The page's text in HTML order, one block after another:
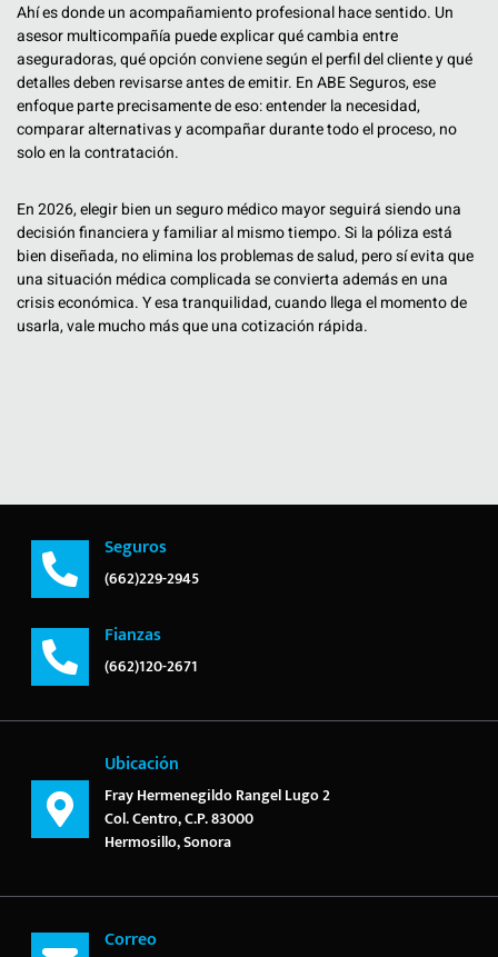
Ahí es donde un acompañamiento profesional hace sentido. Un
asesor multicompañía puede explicar qué cambia entre
aseguradoras, qué opción conviene según el perfil del cliente y qué
detalles deben revisarse antes de emitir. En ABE Seguros, ese
enfoque parte precisamente de eso: entender la necesidad,
comparar alternativas y acompañar durante todo el proceso, no
solo en la contratación.
En 2026, elegir bien un seguro médico mayor seguirá siendo una
decisión financiera y familiar al mismo tiempo. Si la póliza está
bien diseñada, no elimina los problemas de salud, pero sí evita que
una situación médica complicada se convierta además en una
crisis económica. Y esa tranquilidad, cuando llega el momento de
usarla, vale mucho más que una cotización rápida.
Seguros
(662)229-2945
Fianzas
(662)120-2671
Ubicación
Fray Hermenegildo Rangel Lugo 2
Col. Centro, C.P. 83000
Hermosillo, Sonora
Correo